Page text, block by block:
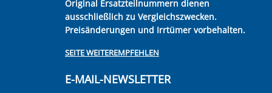
Original Ersatzteilnummern dienen
ausschließlich zu Vergleichszwecken.
Preisänderungen und Irrtümer vorbehalten.
SEITE WEITEREMPFEHLEN
E-MAIL-NEWSLETTER